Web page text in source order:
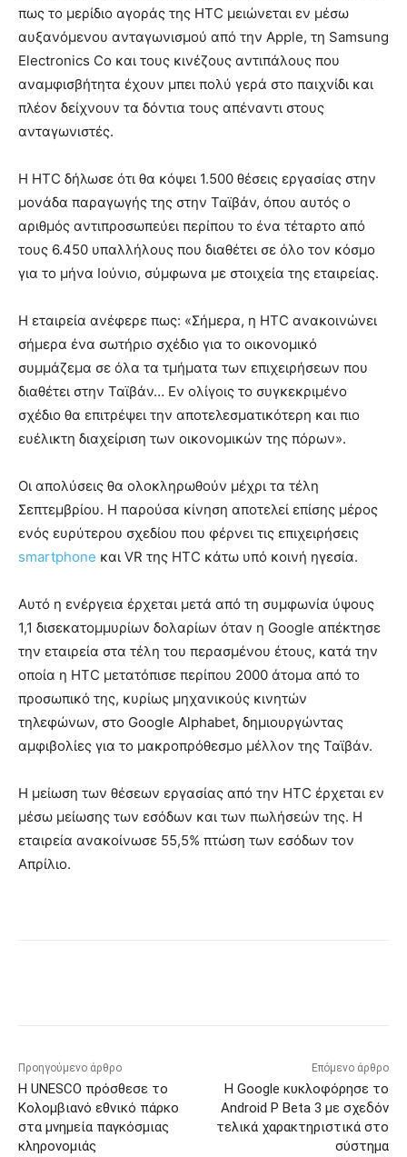
πως το μερίδιο αγοράς της HTC μειώνεται εν μέσω
αυξανόμενου ανταγωνισμού από την Apple, τη Samsung
Electronics Co και τους κινέζους αντιπάλους που
αναμφισβήτητα έχουν μπει πολύ γερά στο παιχνίδι και
πλέον δείχνουν τα δόντια τους απέναντι στους
ανταγωνιστές.
Η HTC δήλωσε ότι θα κόψει 1.500 θέσεις εργασίας στην
μονάδα παραγωγής της στην Ταϊβάν, όπου αυτός ο
αριθμός αντιπροσωπεύει περίπου το ένα τέταρτο από
τους 6.450 υπαλλήλους που διαθέτει σε όλο τον κόσμο
για το μήνα Ιούνιο, σύμφωνα με στοιχεία της εταιρείας.
Η εταιρεία ανέφερε πως: «Σήμερα, η HTC ανακοινώνει
σήμερα ένα σωτήριο σχέδιο για το οικονομικό
συμμάζεμα σε όλα τα τμήματα των επιχειρήσεων που
διαθέτει στην Ταϊβάν… Εν ολίγοις το συγκεκριμένο
σχέδιο θα επιτρέψει την αποτελεσματικότερη και πιο
ευέλικτη διαχείριση των οικονομικών της πόρων».
Οι απολύσεις θα ολοκληρωθούν μέχρι τα τέλη
Σεπτεμβρίου. Η παρούσα κίνηση αποτελεί επίσης μέρος
ενός ευρύτερου σχεδίου που φέρνει τις επιχειρήσεις
smartphone και VR της HTC κάτω υπό κοινή ηγεσία.
Αυτό η ενέργεια έρχεται μετά από τη συμφωνία ύψους
1,1 δισεκατομμυρίων δολαρίων όταν η Google απέκτησε
την εταιρεία στα τέλη του περασμένου έτους, κατά την
οποία η HTC μετατόπισε περίπου 2000 άτομα από το
προσωπικό της, κυρίως μηχανικούς κινητών
τηλεφώνων, στο Google Alphabet, δημιουργώντας
αμφιβολίες για το μακροπρόθεσμο μέλλον της Ταϊβάν.
Η μείωση των θέσεων εργασίας από την HTC έρχεται εν
μέσω μείωσης των εσόδων και των πωλήσεών της. Η
εταιρεία ανακοίνωσε 55,5% πτώση των εσόδων τον
Απρίλιο.
Προηγούμενο άρθρο
Η UNESCO πρόσθεσε το
Κολομβιανό εθνικό πάρκο
στα μνημεία παγκόσμιας
κληρονομιάς
Επόμενο άρθρο
Η Google κυκλοφόρησε το
Android P Beta 3 με σχεδόν
τελικά χαρακτηριστικά στο
σύστημα